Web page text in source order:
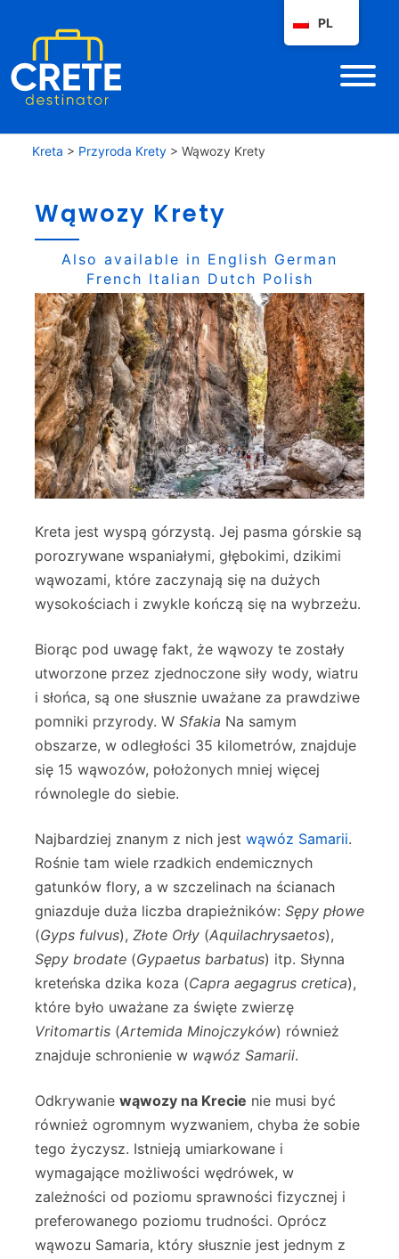
Kreta > Przyroda Krety > Wąwozy Krety
Wąwozy Krety
Also available in English German
French Italian Dutch Polish
Kreta jest wyspą górzystą. Jej pasma górskie są
porozrywane wspaniałymi, głębokimi, dzikimi
wąwozami, które zaczynają się na dużych
wysokościach i zwykle kończą się na wybrzeżu.
Biorąc pod uwagę fakt, że wąwozy te zostały
utworzone przez zjednoczone siły wody, wiatru
i słońca, są one słusznie uważane za prawdziwe
pomniki przyrody. W Sfakia Na samym
obszarze, w odległości 35 kilometrów, znajduje
się 15 wąwozów, położonych mniej więcej
równolegle do siebie.
Najbardziej znanym z nich jest wąwóz Samarii.
Rośnie tam wiele rzadkich endemicznych
gatunków flory, a w szczelinach na ścianach
gniazduje duża liczba drapieżników: Sępy płowe
(Gyps fulvus), Złote Orły (Aquilachrysaetos),
Sępy brodate (Gypaetus barbatus) itp. Słynna
kreteńska dzika koza (Capra aegagrus cretica),
które było uważane za święte zwierzę
Vritomartis (Artemida Minojczyków) również
znajduje schronienie w wąwóz Samarii.
Odkrywanie wąwozy na Krecie nie musi być
również ogromnym wyzwaniem, chyba że sobie
tego życzysz. Istnieją umiarkowane i
wymagające możliwości wędrówek, w
zależności od poziomu sprawności fizycznej i
preferowanego poziomu trudności. Oprócz
wąwozu Samaria, który słusznie jest jednym z
PL